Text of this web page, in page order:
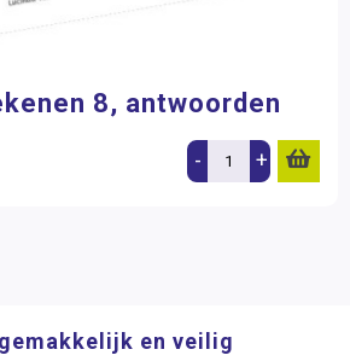
8, antwoorden
- +
gemakkelijk en veilig